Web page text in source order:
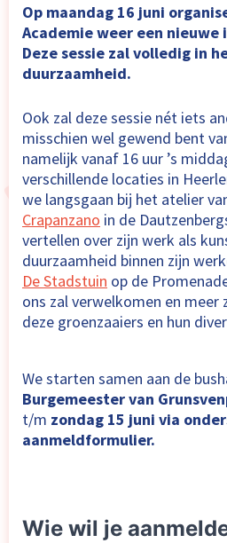
Op maandag 16 juni
Academie weer een nieuwe
Deze sessie zal volledig in
duurzaamheid.
Ook zal deze sessie nét iets
misschien wel gewend bent
namelijk vanaf 16 uur ’s
verschillende locaties in
we langsgaan bij het atelier
Crapanzano in de
vertellen over zijn werk als
duurzaamheid binnen zijn
De Stadstuin op de
ons zal verwelkomen en
deze groenzaaiers en hun
We starten samen aan de
Burgemeester van
t/m zondag 15 juni via
aanmeldformulier.
Wie wil je